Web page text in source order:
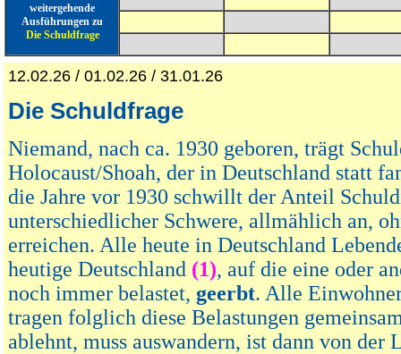
weitergehende
Ausführungen zu
Die Schuldfrage
12.02.26 / 01.02.26 / 31.01.26
Die Schuldfrage
Niemand, nach ca. 1930 geboren, trägt
Holocaust/Shoah, der in Deutschland statt
die Jahre vor 1930 schwillt der Anteil
unterschiedlicher Schwere, allmählich an,
erreichen. Alle heute in Deutschland
heutige Deutschland (1), auf die eine oder
noch immer belastet, geerbt. Alle
tragen folglich diese Belastungen
ablehnt, muss auswandern, ist dann von der